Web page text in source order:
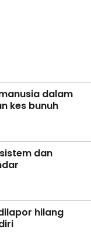
dalam
kes bunuh
dan
hilang